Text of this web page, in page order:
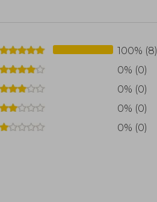
100% (8)
0% (0)
0% (0)
0% (0)
0% (0)